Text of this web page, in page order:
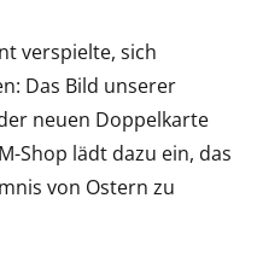
verspielte, sich
Das Bild unserer
neuen Doppelkarte
Shop lädt dazu ein, das
von Ostern zu